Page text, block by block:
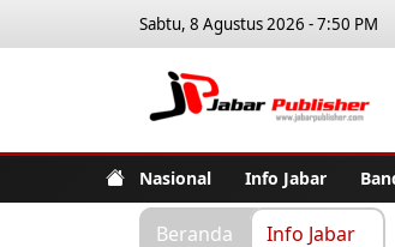
Sabtu, 8 Agustus 2026 - 7:50 PM
Nasional Info Jabar
Beranda Info Jabar